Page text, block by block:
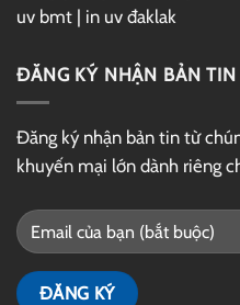
uv bmt | in uv đaklak
ĐĂNG KÝ NHẬN BẢN TIN
Đăng ký nhận bản tin từ
khuyến mại lớn dành riêng